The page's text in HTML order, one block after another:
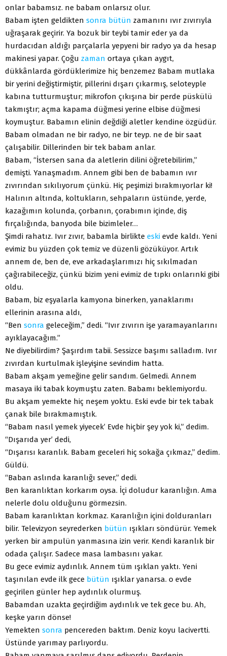
onlar babamsız. ne babam onlarsız olur.
Babam işten geldikten sonra bütün zamanını ıvır zıvırıyla
uğraşarak geçirir. Ya bozuk bir teybi tamir eder ya da
hurdacıdan aldığı parçalarla yepyeni bir radyo ya da hesap
makinesi yapar. Çoğu zaman ortaya çıkan aygıt,
dükkânlarda gördüklerimize hiç benzemez Babam mutlaka
bir yerini değiştirmiştir, pillerini dışarı çıkarmış, seloteyple
kabına tutturmuştur; mikrofon çıkışına bir perde püskülü
takmıştır; açma kapama düğmesi yerine elbise düğmesi
koymuştur. Babamın elinin değdiği aletler kendine özgüdür.
Babam olmadan ne bir radyo, ne bir teyp. ne de bir saat
çalışabilir. Dillerinden bir tek babam anlar.
Babam, “İstersen sana da aletlerin dilini öğretebilirim,”
demişti. Yanaşmadım. Annem gibi ben de babamın ıvır
zıvırından sıkılıyorum çünkü. Hiç peşimizi bırakmıyorlar ki!
Halının altında, koltukların, sehpaların üstünde, yerde,
kazağımın kolunda, çorbanın, çorabımın içinde, diş
fırçalığında, banyoda bile bizimleler…
Şimdi rahatız. Ivır zıvır, babamla birlikte eski evde kaldı. Yeni
evimiz bu yüzden çok temiz ve düzenli gözüküyor. Artık
annem de, ben de, eve arkadaşlarımızı hiç sıkılmadan
çağırabileceğiz, çünkü bizim yeni evimiz de tıpkı onlarınki gibi
oldu.
Babam, biz eşyalarla kamyona binerken, yanaklarımı
ellerinin arasına aldı,
“Ben sonra geleceğim,” dedi. “Ivır zıvırın işe yaramayanlarını
ayıklayacağım.”
Ne diyebilirdim? Şaşırdım tabii. Sessizce başımı salladım. Ivır
zıvırdan kurtulmak işleyişine sevindim hatta.
Babam akşam yemeğine gelir sandım. Gelmedi. Annem
masaya iki tabak koymuştu zaten. Babamı beklemiyordu.
Bu akşam yemekte hiç neşem yoktu. Eski evde bir tek tabak
çanak bile bırakmamıştık.
“Babam nasıl yemek yiyecek’ Evde hiçbir şey yok ki,” dedim.
“Dışarıda yer’ dedi,
“Dışarısı karanlık. Babam geceleri hiç sokağa çıkmaz,” dedim.
Güldü.
“Baban aslında karanlığı sever,” dedi.
Ben karanlıktan korkarım oysa. İçi doludur karanlığın. Ama
nelerle dolu olduğunu görmezsin.
Babam karanlıktan korkmaz. Karanlığın içini dolduranları
bilir. Televizyon seyrederken bütün ışıkları söndürür. Yemek
yerken bir ampulün yanmasına izin verir. Kendi karanlık bir
odada çalışır. Sadece masa lambasını yakar.
Bu gece evimiz aydınlık. Annem tüm ışıklan yaktı. Yeni
taşınılan evde ilk gece bütün ışıklar yanarsa. o evde
geçirilen günler hep aydınlık olurmuş.
Babamdan uzakta geçirdiğim aydınlık ve tek gece bu. Ah,
keşke yarın dönse!
Yemekten sonra pencereden baktım. Deniz koyu lacivertti.
Üstünde yarımay parlıyordu.